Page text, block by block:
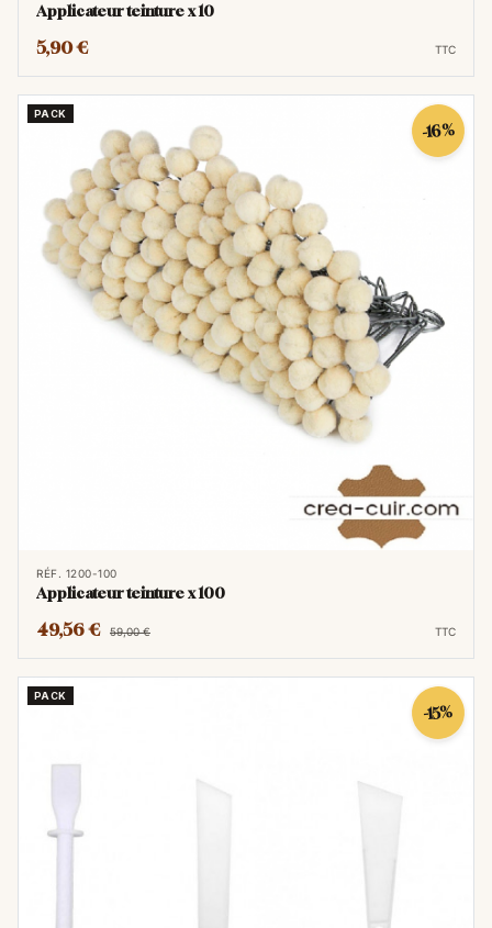
Applicateur teinture x 10
5,90 € TTC
PACK
-16%
RÉF. 1200-100
Applicateur teinture x 100
49,56 € 59,00 € TTC
PACK
-15%